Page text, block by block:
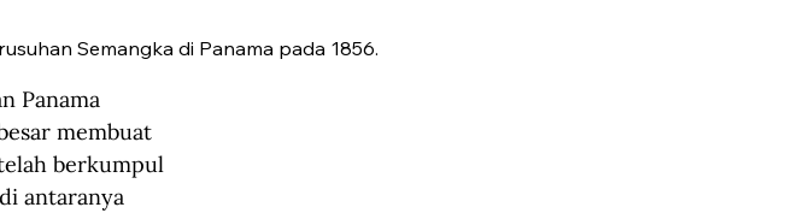
Semangka di Panama pada 1856.
Panama
membuat
berkumpul
antaranya